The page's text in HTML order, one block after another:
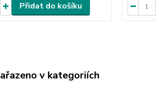
Přidat do košíku
v kategoriích